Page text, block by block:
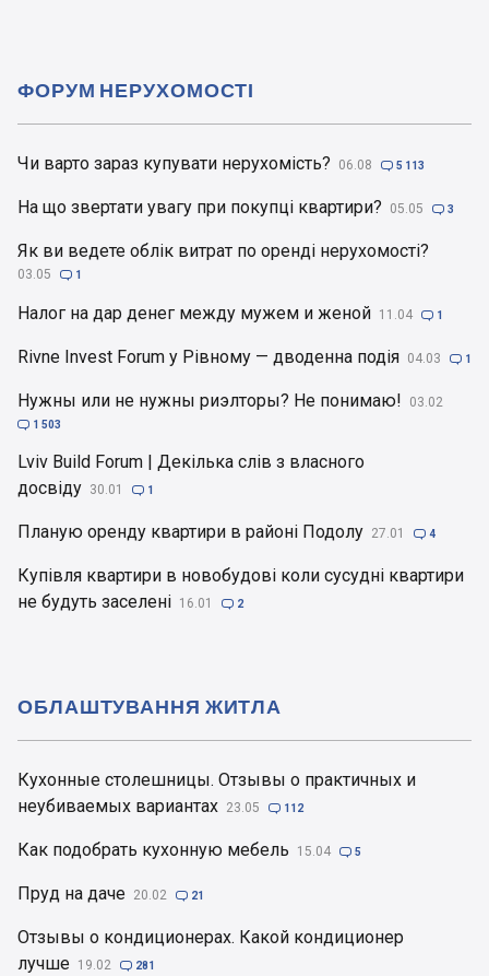
Чи варто зараз купувати нерухомість? 06.08  5 113
На що звертати увагу при покупці квартири? 05.05  3
Як ви ведете облік витрат по оренді нерухомості?
03.05  1
Налог на дар денег между мужем и женой 11.04  1
Rivne Invest Forum у Рівному — дводенна подія 04.03  1
Нужны или не нужны риэлторы? Не понимаю! 03.02
 1 503
Lviv Build Forum | Декілька слів з власного
досвіду 30.01  1
Планую оренду квартири в районі Подолу 27.01  4
Купівля квартири в новобудові коли сусудні квартири
не будуть заселені 16.01  2
ФОРУМ НЕРУХОМОСТІ
Кухонные столешницы. Отзывы о практичных и
неубиваемых вариантах 23.05  112
Как подобрать кухонную мебель 15.04  5
Пруд на даче 20.02  21
Отзывы о кондиционерах. Какой кондиционер
лучше 19.02  281
ОБЛАШТУВАННЯ ЖИТЛА